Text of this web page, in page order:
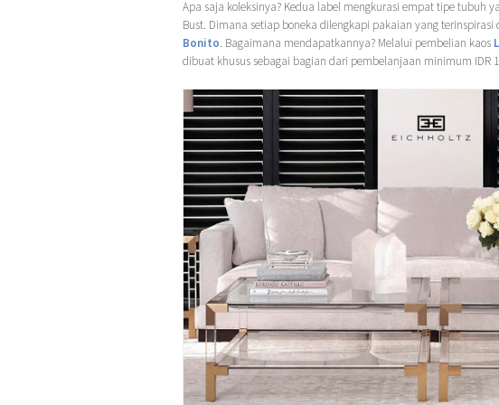
Apa saja koleksinya? Kedua label mengkurasi empat tipe tubuh
Bust. Dimana setiap boneka dilengkapi pakaian yang terinspirasi
Bonito. Bagaimana mendapatkannya? Melalui pembelian kaos
dibuat khusus sebagai bagian dari pembelanjaan minimum IDR